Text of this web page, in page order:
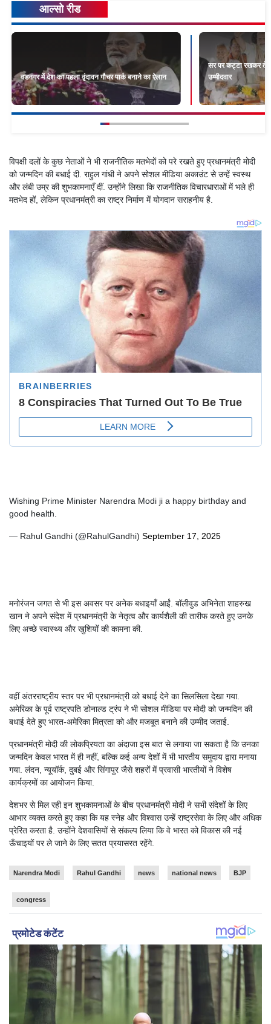
आल्सो रीड
वडनगर में देश का पहला वृंदावन गौचर पार्क बनाने का ऐलान
सर पर कट्टा रखकर
उम्मीदवार
विपक्षी दलों के कुछ नेताओं ने भी राजनीतिक मतभेदों को परे रखते हुए प्रधानमंत्री मोदी
को जन्मदिन की बधाई दी. राहुल गांधी ने अपने सोशल मीडिया अकाउंट से उन्हें स्वस्थ
और लंबी उम्र की शुभकामनाएँ दीं. उन्होंने लिखा कि राजनीतिक विचारधाराओं में भले ही
मतभेद हों, लेकिन प्रधानमंत्री का राष्ट्र निर्माण में योगदान सराहनीय है.
Wishing Prime Minister Narendra Modi ji a happy birthday and
good health.
— Rahul Gandhi (@RahulGandhi) September 17, 2025
मनोरंजन जगत से भी इस अवसर पर अनेक बधाइयाँ आईं. बॉलीवुड अभिनेता शाहरुख
खान ने अपने संदेश में प्रधानमंत्री के नेतृत्व और कार्यशैली की तारीफ करते हुए उनके
लिए अच्छे स्वास्थ्य और खुशियों की कामना की.
वहीं अंतरराष्ट्रीय स्तर पर भी प्रधानमंत्री को बधाई देने का सिलसिला देखा गया.
अमेरिका के पूर्व राष्ट्रपति डोनाल्ड ट्रंप ने भी सोशल मीडिया पर मोदी को जन्मदिन की
बधाई देते हुए भारत-अमेरिका मित्रता को और मजबूत बनाने की उम्मीद जताई.
प्रधानमंत्री मोदी की लोकप्रियता का अंदाजा इस बात से लगाया जा सकता है कि उनका
जन्मदिन केवल भारत में ही नहीं, बल्कि कई अन्य देशों में भी भारतीय समुदाय द्वारा मनाया
गया. लंदन, न्यूयॉर्क, दुबई और सिंगापुर जैसे शहरों में प्रवासी भारतीयों ने विशेष
कार्यक्रमों का आयोजन किया.
देशभर से मिल रही इन शुभकामनाओं के बीच प्रधानमंत्री मोदी ने सभी संदेशों के लिए
आभार व्यक्त करते हुए कहा कि यह स्नेह और विश्वास उन्हें राष्ट्रसेवा के लिए और अधिक
प्रेरित करता है. उन्होंने देशवासियों से संकल्प लिया कि वे भारत को विकास की नई
ऊँचाइयों पर ले जाने के लिए सतत प्रयासरत रहेंगे.
Narendra Modi Rahul Gandhi news national news BJP
congress